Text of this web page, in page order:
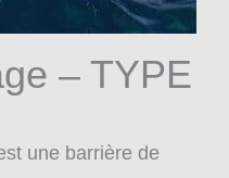
– TYPE
une barrière de